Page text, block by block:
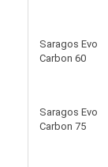
Saragos Evo
Carbon 60
Saragos Evo
Carbon 75